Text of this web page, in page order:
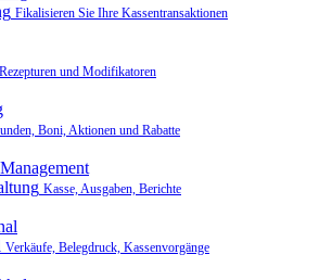
Fikalisieren Sie Ihre Kassen­transaktionen
und Modifikatoren
Boni, Aktionen und Rabatte
Kasse, Ausgaben, Berichte
Verkäufe, Belegdruck, Kassenvorgänge